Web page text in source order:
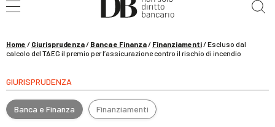
WEBINAR / 1° Ottobre
La riforma del sistema sanzionatorio del TUF
Home / Giurisprudenza/ Banca e Finanza/ Finanziamenti/Escluso dal
calcolo del TAEG il premio per l’assicurazione contro il rischio di incendio
GIURISPRUDENZA
Banca e Finanza Finanziamenti